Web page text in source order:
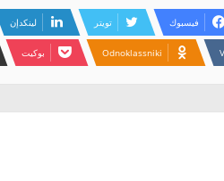
فيسبوك تويتر لينكدإن
Odnoklassniki بوكيت